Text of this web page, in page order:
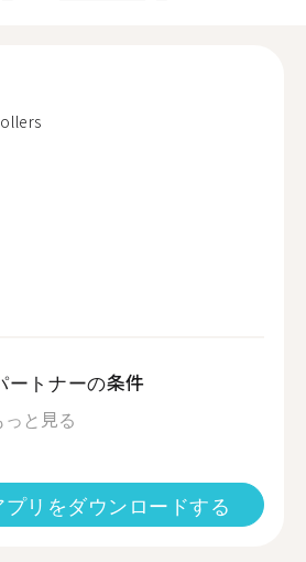
ートナーの条件
っと見る
プリをダウンロードする